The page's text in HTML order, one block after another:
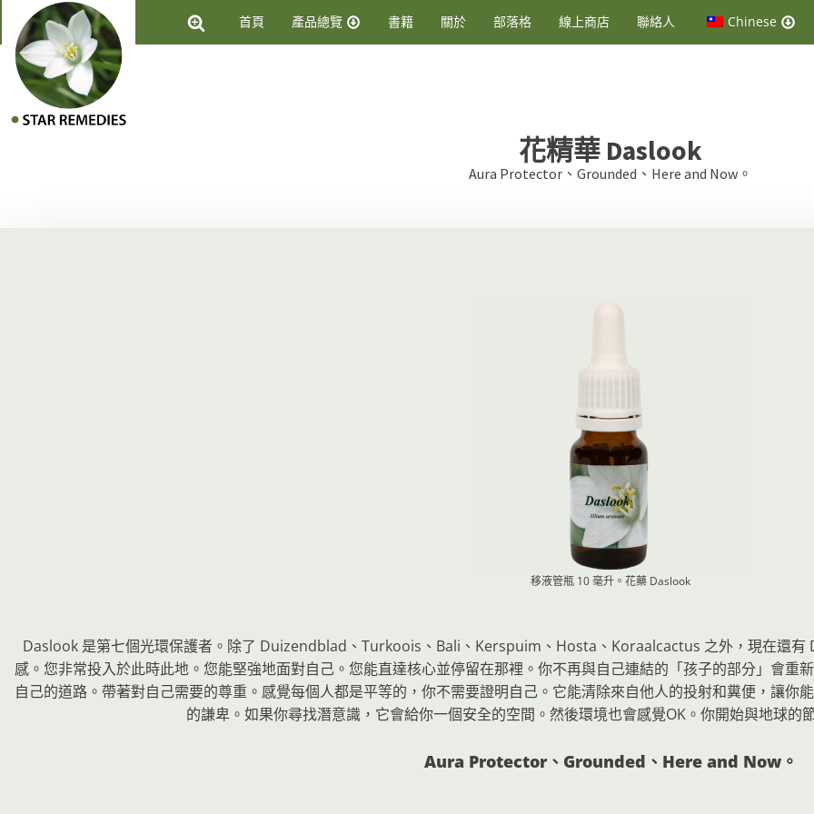
首頁 產品總覽 書籍 關於 部落格 線上商店 聯絡人 Chinese
花精華 Daslook
Aura Protector、Grounded、Here and Now。
移液管瓶 10 毫升。花藥 Daslook
Daslook 是第七個光環保護者。除了 Duizendblad、Turkoois、Bali、Kerspuim、Hosta、Koraalcactus 之外，現在還有
感。您非常投入於此時此地。您能堅強地面對自己。您能直達核心並停留在那裡。你不再與自己連結的「孩子的部分」會重
自己的道路。帶著對自己需要的尊重。感覺每個人都是平等的，你不需要證明自己。它能清除來自他人的投射和糞便，讓你
的謙卑。如果你尋找潛意識，它會給你一個安全的空間。然後環境也會感覺OK。你開始與地球的
Aura Protector、Grounded、Here and Now。